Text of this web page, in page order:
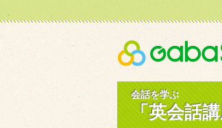
会話を学ぶ
「英会話講